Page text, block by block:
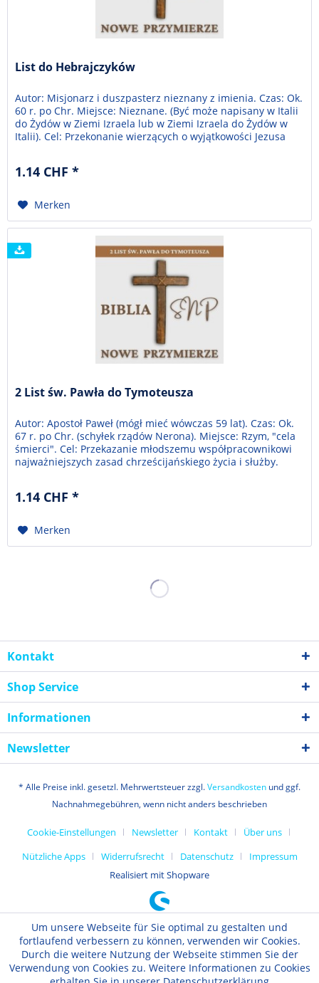
List do Hebrajczyków
Autor: Misjonarz i duszpasterz nieznany z imienia. Czas: Ok.
60 r. po Chr. Miejsce: Nieznane. (Być może napisany w Italii
do Żydów w Ziemi Izraela lub w Ziemi Izraela do Żydów w
Italii). Cel: Przekonanie wierzących o wyjątkowości Jezusa
Jezus Chrystus...
1.14 CHF *
Merken
2 List św. Pawła do Tymoteusza
Autor: Apostoł Paweł (mógł mieć wówczas 59 lat). Czas: Ok.
67 r. po Chr. (schyłek rządów Nerona). Miejsce: Rzym, "cela
śmierci". Cel: Przekazanie młodszemu współpracownikowi
najważniejszych zasad chrześcijańskiego życia i służby.
Przekład z języka...
1.14 CHF *
Merken
Kontakt
Shop Service
Informationen
Newsletter
* Alle Preise inkl. gesetzl. Mehrwertsteuer zzgl.Versandkosten und ggf.
Nachnahmegebühren, wenn nicht anders beschrieben
Cookie-Einstellungen Newsletter Kontakt
Über uns
Nützliche Apps
Widerrufsrecht Datenschutz
Impressum
Realisiert mit Shopware
Um unsere Webseite für Sie optimal zu gestalten und
fortlaufend verbessern zu können, verwenden wir Cookies.
Durch die weitere Nutzung der Webseite stimmen Sie der
Verwendung von Cookies zu. Weitere Informationen zu Cookies